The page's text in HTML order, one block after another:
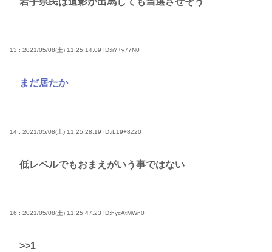
13 : 2021/05/08(土) 11:25:14.09 ID:liY+y77N0
まだ居たか
14 : 2021/05/08(土) 11:25:28.19 ID:iL19+8Z20
低レベルでもおまえがいう事ではない
16 : 2021/05/08(土) 11:25:47.23 ID:hycAtMWn0
>>1